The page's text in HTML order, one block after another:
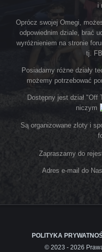
i
Oprócz swojej Omegi,
odpowiednim dziale, brać
wyróżnieniem na stronie
tj.
Posiadamy różne działy
możemy potrzebować
Dostępny jest dział
niczym
Są organizowane zloty i
Zapraszamy do
Adres e-mail do
POLITYKA
© 2023 - 2026